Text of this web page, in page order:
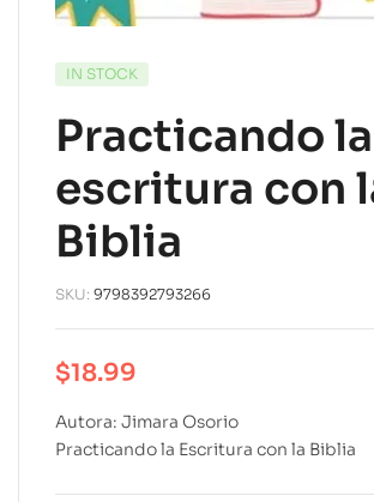
IN STOCK
Practicando la
escritura con
Biblia
SKU: 9798392793266
$18.99
Autora: Jimara Osorio
Practicando la Escritura con la Biblia